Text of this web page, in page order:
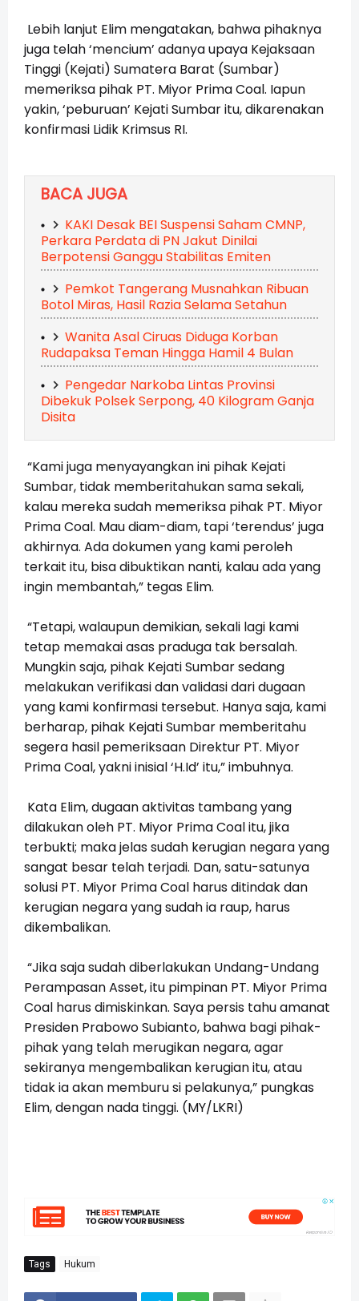
Lebih lanjut Elim mengatakan, bahwa pihaknya
juga telah ‘mencium’ adanya upaya Kejaksaan
Tinggi (Kejati) Sumatera Barat (Sumbar)
memeriksa pihak PT. Miyor Prima Coal. Iapun
yakin, ‘peburuan’ Kejati Sumbar itu, dikarenakan
konfirmasi Lidik Krimsus RI.
BACA JUGA
KAKI Desak BEI Suspensi Saham CMNP,
Perkara Perdata di PN Jakut Dinilai
Berpotensi Ganggu Stabilitas Emiten
Pemkot Tangerang Musnahkan Ribuan
Botol Miras, Hasil Razia Selama Setahun
Wanita Asal Ciruas Diduga Korban
Rudapaksa Teman Hingga Hamil 4 Bulan
Pengedar Narkoba Lintas Provinsi
Dibekuk Polsek Serpong, 40 Kilogram Ganja
Disita
“Kami juga menyayangkan ini pihak Kejati
Sumbar, tidak memberitahukan sama sekali,
kalau mereka sudah memeriksa pihak PT. Miyor
Prima Coal. Mau diam-diam, tapi ‘terendus’ juga
akhirnya. Ada dokumen yang kami peroleh
terkait itu, bisa dibuktikan nanti, kalau ada yang
ingin membantah,” tegas Elim.
“Tetapi, walaupun demikian, sekali lagi kami
tetap memakai asas praduga tak bersalah.
Mungkin saja, pihak Kejati Sumbar sedang
melakukan verifikasi dan validasi dari dugaan
yang kami konfirmasi tersebut. Hanya saja, kami
berharap, pihak Kejati Sumbar memberitahu
segera hasil pemeriksaan Direktur PT. Miyor
Prima Coal, yakni inisial ‘H.Id’ itu,” imbuhnya.
Kata Elim, dugaan aktivitas tambang yang
dilakukan oleh PT. Miyor Prima Coal itu, jika
terbukti; maka jelas sudah kerugian negara yang
sangat besar telah terjadi. Dan, satu-satunya
solusi PT. Miyor Prima Coal harus ditindak dan
kerugian negara yang sudah ia raup, harus
dikembalikan.
“Jika saja sudah diberlakukan Undang-Undang
Perampasan Asset, itu pimpinan PT. Miyor Prima
Coal harus dimiskinkan. Saya persis tahu amanat
Presiden Prabowo Subianto, bahwa bagi pihak-
pihak yang telah merugikan negara, agar
sekiranya mengembalikan kerugian itu, atau
tidak ia akan memburu si pelakunya,” pungkas
Elim, dengan nada tinggi. (MY/LKRI)
Tags Hukum